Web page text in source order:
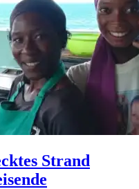
Strand